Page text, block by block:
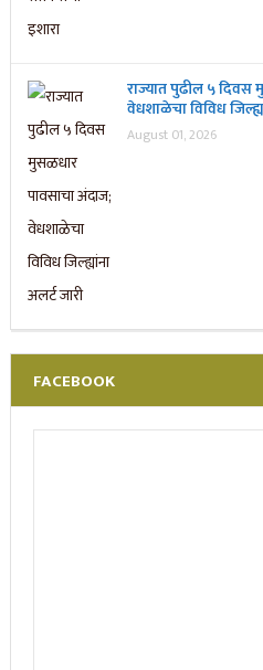
राज्यात पुढील ५
वेधशाळेचा विविध
August 01, 2026
FACEBOOK